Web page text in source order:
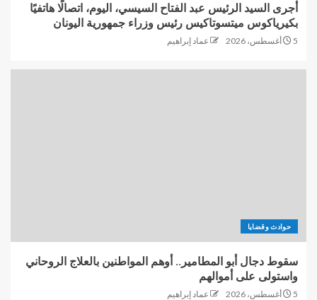
أجرى السيد الرئيس عبد الفتاح السيسي، اليوم، اتصالًا هاتفيًا
بكيرياكوس ميتسوتاكيس رئيس وزراء جمهورية اليونان
5 أغسطس، 2026 عماد إبراهيم
حوادث وقضايا
سقوط دجال أبو المطامير.. أوهم المواطنين بالعلاج الروحاني
واستولى على أموالهم
5 أغسطس، 2026 عماد إبراهيم